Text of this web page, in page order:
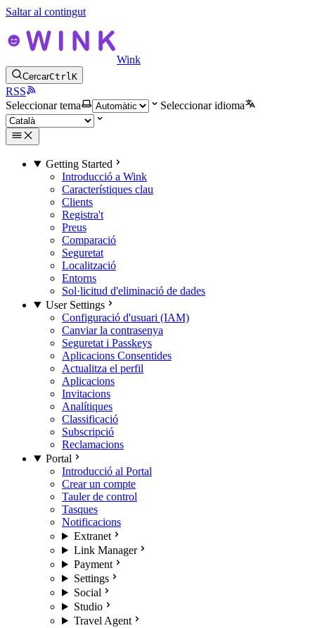
Saltar al contingut
Wink
CercarCtrlK
RSS
Seleccionar tema
Seleccionar idioma
Getting Started
Introducció a Wink
Característiques clau
Clients
Registra't
Preus
Comparació
Seguretat
Localització
Entorns
Sol·licitud d'eliminació de dades
User Settings
Configuració d'usuari (IAM)
Canviar la contrasenya
Seguretat i Passkeys
Aplicacions Consentides
Actualitza el perfil
Aplicacions
Invitacions
Analítiques
Classificació
Subscripció
Reclamacions
Portal
Introducció al Portal
Crear un compte
Tauler de control
Tasques
Notificacions
Extranet
Link Manager
Payment
Settings
Social
Studio
Travel Agent